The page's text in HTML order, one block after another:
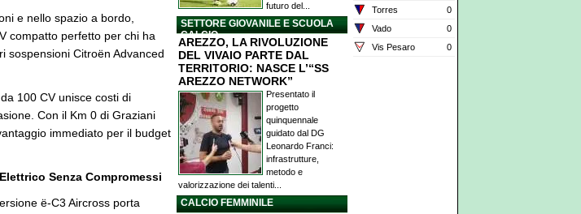
e nello spazio a bordo,
compatto perfetto per chi ha
sospensioni Citroën Advanced
100 CV unisce costi di
Con il Km 0 di Graziani
immediato per il budget
Senza Compromessi
ë-C3 Aircross porta
futuro del...
SETTORE GIOVANILE E SCUOLA
CALCIO
AREZZO, LA RIVOLUZIONE
DEL VIVAIO PARTE DAL
TERRITORIO: NASCE L’“SS
AREZZO NETWORK”
Presentato il
progetto
quinquennale
guidato dal DG
Leonardo Franci:
infrastrutture,
metodo e
valorizzazione dei talenti...
CALCIO FEMMINILE
Torres
0
Vado
0
Vis Pesaro
0